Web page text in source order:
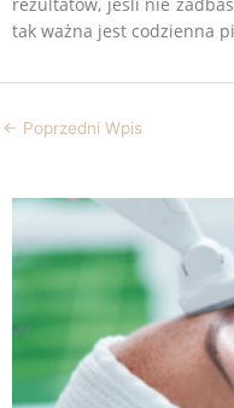
tak ważna jest codzienna
← Poprzedni Wpis